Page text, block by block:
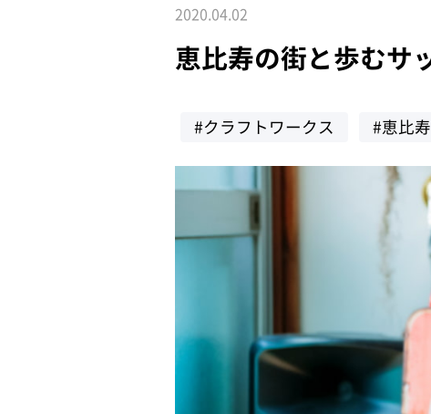
2020.04.02
恵比寿の街と歩む
#クラフトワークス #恵比